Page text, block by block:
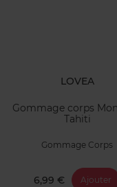
LOVEA
Gommage corps
Tahiti
Gommage Corps
6,99 € Ajouter